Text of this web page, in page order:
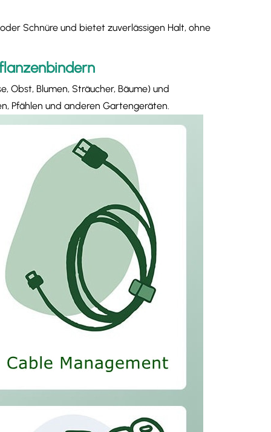
Schnüre und bietet zuverlässigen Halt, ohne
Obst, Blumen, Sträucher, Bäume) und
Pfählen und anderen Gartengeräten.